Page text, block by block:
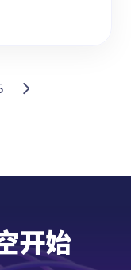
习册PDF
下载这套
学习数学不再
开始